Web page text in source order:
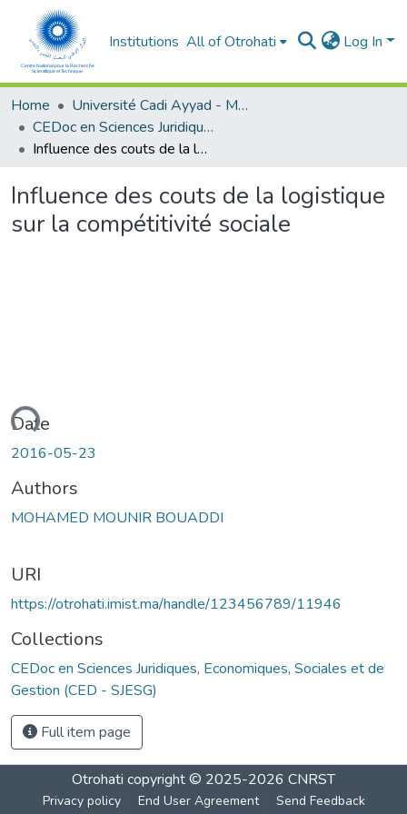
Institutions All of Otrohati Log In
Home
Université Cadi Ayyad - Marrakech
CEDoc en Sciences Juridiques, Economiques, Sociales et de Gestion (CED - SJESG)
Influence des couts de la logistique sur la compétitivité sociale
Influence des couts de la logistique
sur la compétitivité sociale
Date
2016-05-23
Authors
MOHAMED MOUNIR BOUADDI
URI
https://otrohati.imist.ma/handle/123456789/11946
Collections
CEDoc en Sciences Juridiques, Economiques, Sociales et de
Gestion (CED - SJESG)
Full item page
Otrohati copyright © 2025-2026 CNRST
Privacy policy End User Agreement Send Feedback